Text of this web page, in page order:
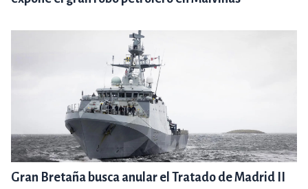
Gran Bretaña busca anular el Tratado de Madrid II